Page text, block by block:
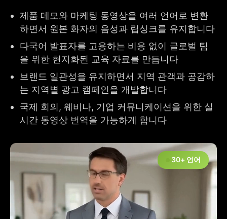
제품 데모와 마케팅 동영상을 여러 언어로 변환
하면서 원본 화자의 음성과 립싱크를 유지합니다
다국어 발표자를 고용하는 비용 없이 글로벌 팀
을 위한 현지화된 교육 자료를 만듭니다
브랜드 일관성을 유지하면서 지역 관객과 공감하
는 지역별 광고 캠페인을 개발합니다
국제 회의, 웨비나, 기업 커뮤니케이션을 위한 실
시간 동영상 번역을 가능하게 합니다
30+ 언어